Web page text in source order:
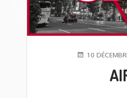
PUBLIÉ
10